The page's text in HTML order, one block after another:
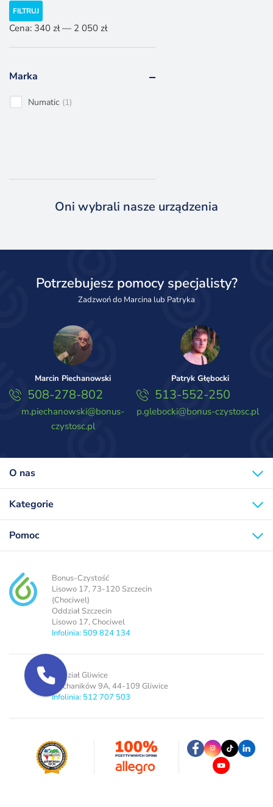
Cena
min.
Cena
maks.
FILTRUJ
Cena: 340 zł— 2 050 zł
Marka
Numatic 1
Oni wybrali nasze urządzenia
Potrzebujesz pomocy specjalisty?
Zadzwoń do Marcina lub Patryka
Marcin Piechanowski
508-278-802
m.piechanowski@bonus-
czystosc.pl
Patryk Głębocki
513-552-250
p.glebocki@bonus-czystosc.pl
O nas
Kategorie
Pomoc
Bonus-Czystość
Lisowo 17, 73-120 Szczecin
(Chociwel)
Oddział Szczecin
Lisowo 17, Chociwel
Infolinia: 509 824 134
Oddział Gliwice
Mechaników 9A, 44-109 Gliwice
Infolinia: 512 707 503